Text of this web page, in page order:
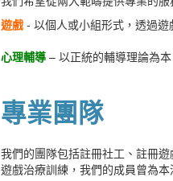
遊戲 - 以個人或小組形式，透過
心理輔導 – 以正統的輔導理論為
專業團隊
我們的團隊包括註冊社工、註冊
遊戲治療訓練，我們的成員曾為